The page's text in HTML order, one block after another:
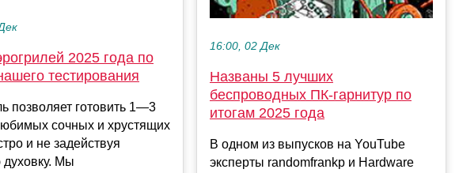
2025 года по
тестирования
позволяет готовить 1—3
сочных и хрустящих
и не задействуя
Мы
16:00, 02 Дек
Названы 5 лучших
беспроводных ПК-гарнитур по
итогам 2025 года
В одном из выпусков на YouTube
эксперты randomfrankp и Hardware